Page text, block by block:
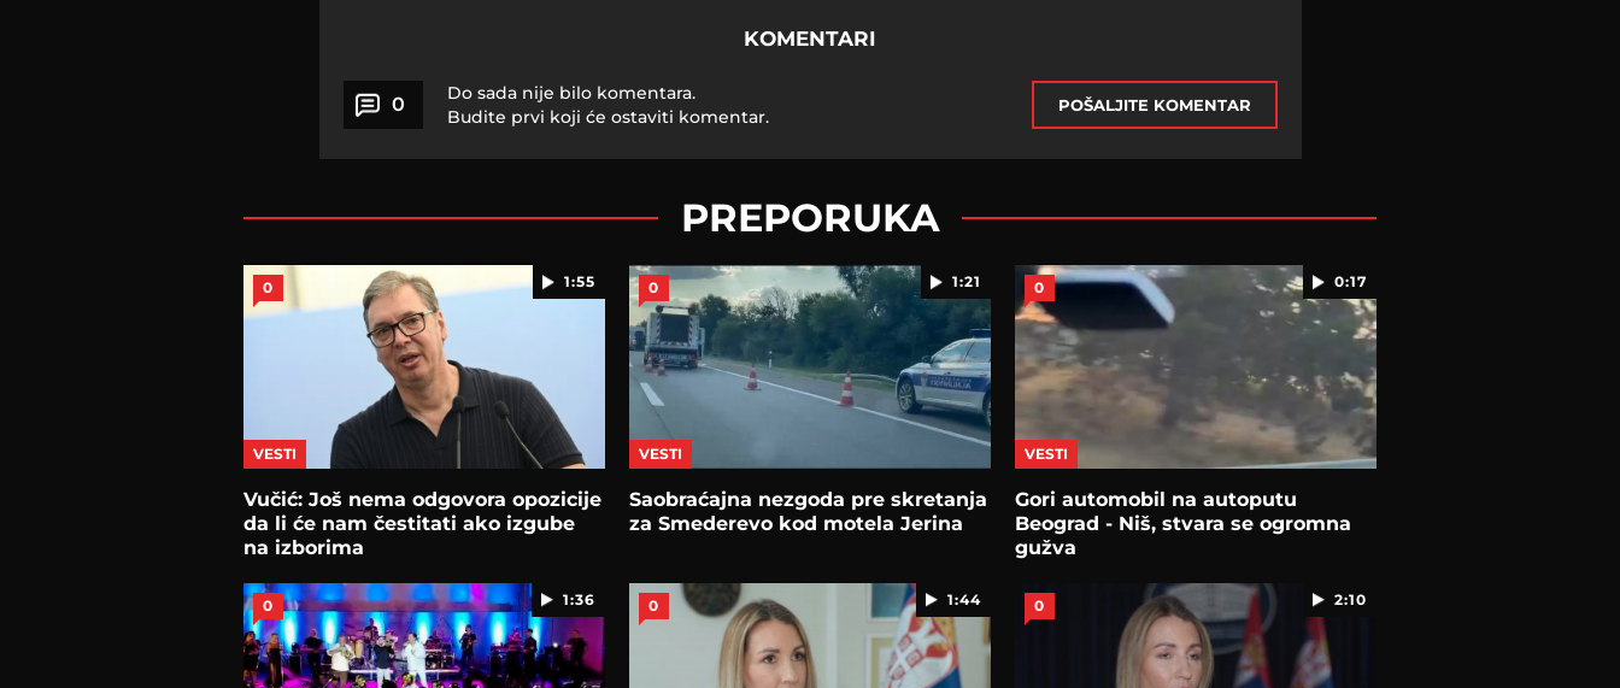
KOMENTARI
0
Do sada nije bilo komentara.
Budite prvi koji će ostaviti komentar.
POŠALJITE KOMENTAR
PREPORUKA
1:55
0
VESTI
Vučić: Još nema odgovora opozicije
da li će nam čestitati ako izgube
na izborima
1:21
0
VESTI
Saobraćajna nezgoda pre skretanja
za Smederevo kod motela Jerina
0:17
0
VESTI
Gori automobil na autoputu
Beograd - Niš, stvara se ogromna
gužva
1:36
0 1:44
0 2:10
0